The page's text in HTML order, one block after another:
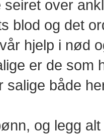
over
blod og det
hjelp i nød
er de som
salige både
og legg